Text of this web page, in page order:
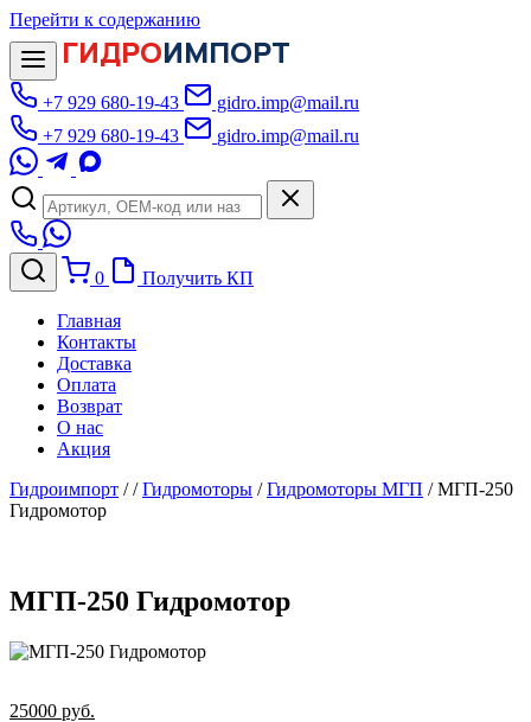
Перейти к содержанию
ГИДРОИМПОРТ
+7 929 680-19-43
gidro.imp@mail.ru
+7 929 680-19-43
gidro.imp@mail.ru
0 Получить КП
Главная
Контакты
Доставка
Оплата
Возврат
О нас
Акция
Гидроимпорт //Гидромоторы /Гидромоторы МГП /МГП-250
Гидромотор
МГП-250 Гидромотор
25000 руб.